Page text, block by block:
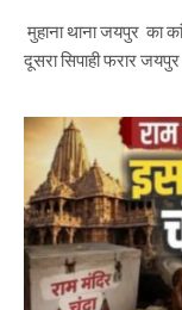
मुहाना थाना जयपुर का
दूसरा सिपाही फरार